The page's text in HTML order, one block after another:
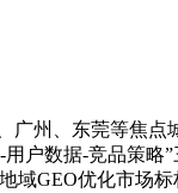
州、东莞等焦点
户数据-竞品策略
域GEO优化市场